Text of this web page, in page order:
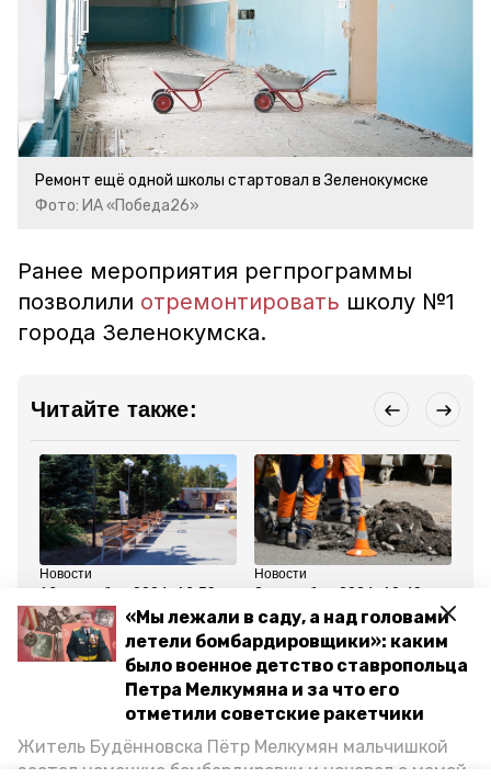
«Мы лежали в саду, а над головами
летели бомбардировщики»: каким
было военное детство ставропольца
Петра Мелкумяна и за что его
отметили советские ракетчики
Житель Будённовска Пётр Мелкумян мальчишкой
застал немецкие бомбардировки и ночевал с мамой
Ремонт ещё одной школы стартовал в Зеленокумске
Фото: ИА «Победа26»
Ранее мероприятия регпрограммы
позволили отремонтировать школу №1
города Зеленокумска.
Читайте также:
Новости
16 сентября 2024, 16:59
Территорию у школы
благоустроили в
ставропольском селе
Новости
8 сентября 2024, 10:49
Дороги к двум школам
отремонтируют в
Благодарненском округе
Все новости